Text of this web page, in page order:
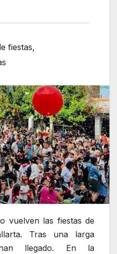
fiestas,
vuelven las fiestas de
Tras una larga
llegado. En la